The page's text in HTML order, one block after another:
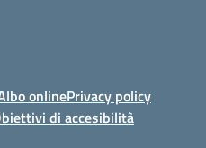
onlinePrivacy policy
di accesibilità